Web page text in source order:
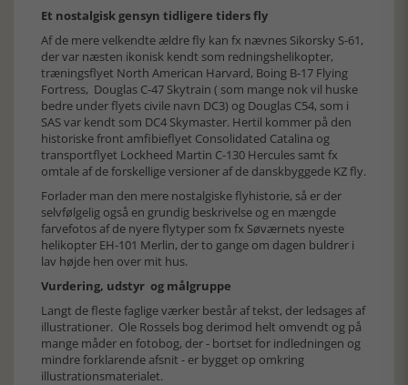
Et nostalgisk gensyn tidligere tiders fly
Af de mere velkendte ældre fly kan fx nævnes Sikorsky S-61,
der var næsten ikonisk kendt som redningshelikopter,
træningsflyet North American Harvard, Boing B-17 Flying
Fortress, Douglas C-47 Skytrain ( som mange nok vil huske
bedre under flyets civile navn DC3) og Douglas C54, som i
SAS var kendt som DC4 Skymaster. Hertil kommer på den
historiske front amfibieflyet Consolidated Catalina og
transportflyet Lockheed Martin C-130 Hercules samt fx
omtale af de forskellige versioner af de danskbyggede KZ fly.
Forlader man den mere nostalgiske flyhistorie, så er der
selvfølgelig også en grundig beskrivelse og en mængde
farvefotos af de nyere flytyper som fx Søværnets nyeste
helikopter EH-101 Merlin, der to gange om dagen buldrer i
lav højde hen over mit hus.
Vurdering, udstyr og målgruppe
Langt de fleste faglige værker består af tekst, der ledsages af
illustrationer. Ole Rossels bog derimod helt omvendt og på
mange måder en fotobog, der - bortset for indledningen og
mindre forklarende afsnit - er bygget op omkring
illustrationsmaterialet.